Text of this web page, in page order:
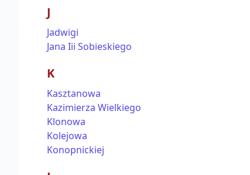
J
Jadwigi
Jana Iii Sobieskiego
K
Kasztanowa
Kazimierza Wielkiego
Klonowa
Kolejowa
Konopnickiej